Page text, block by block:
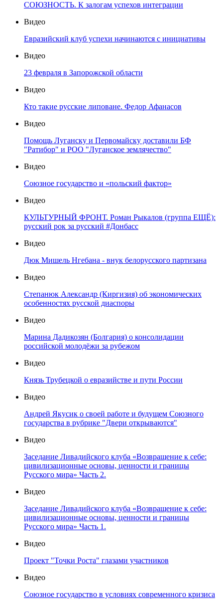
СОЮЗНОСТЬ. К залогам успехов интеграции
Видео
Евразийский клуб успехи начинаются с инициативы
Видео
23 февраля в Запорожской области
Видео
Кто такие русские липоване. Федор Афанасов
Видео
Помощь Луганску и Первомайску доставили БФ
"Ратибор" и РОО "Луганское землячество"
Видео
Союзное государство и «польский фактор»
Видео
КУЛЬТУРНЫЙ ФРОНТ. Роман Рыкалов (группа ЕЩЁ):
русский рок за русский #Донбасс
Видео
Дюк Мишель Нгебана - внук белорусского партизана
Видео
Степанюк Александр (Киргизия) об экономических
особенностях русской диаспоры
Видео
Марина Дадикозян (Болгария) о консолидации
российской молодёжи за рубежом
Видео
Князь Трубецкой о евразийстве и пути России
Видео
Андрей Якусик о своей работе и будущем Союзного
государства в рубрике "Двери открываются"
Видео
Заседание Ливадийского клуба «Возвращение к себе:
цивилизационные основы, ценности и границы
Русского мира» Часть 2.
Видео
Заседание Ливадийского клуба «Возвращение к себе:
цивилизационные основы, ценности и границы
Русского мира» Часть 1.
Видео
Проект "Точки Роста" глазами участников
Видео
Союзное государство в условиях современного кризиса